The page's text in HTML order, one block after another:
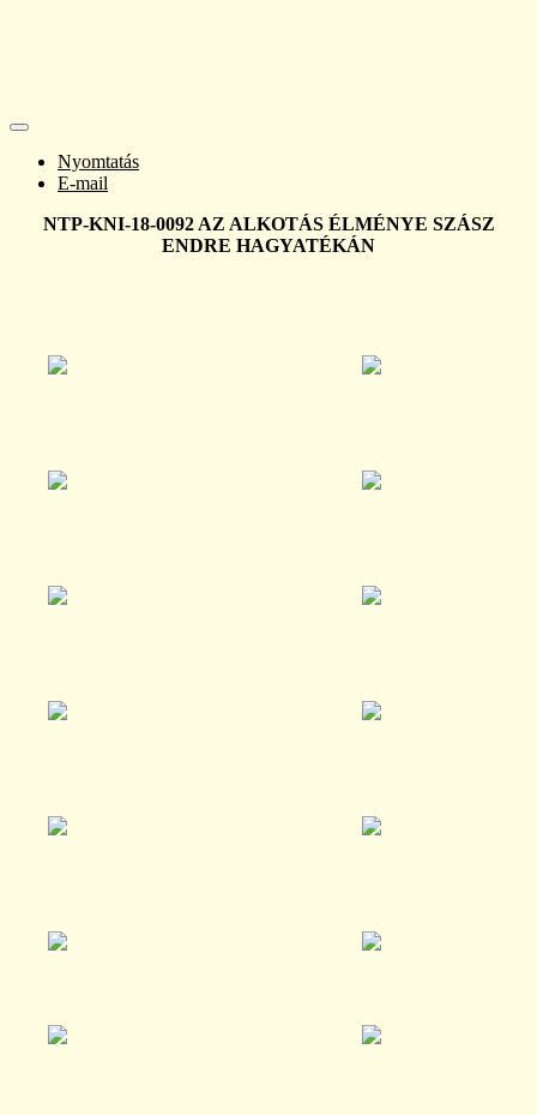
Nyomtatás
E-mail
NTP-KNI-18-0092 AZ ALKOTÁS ÉLMÉNYE SZÁSZ
ENDRE HAGYATÉKÁN